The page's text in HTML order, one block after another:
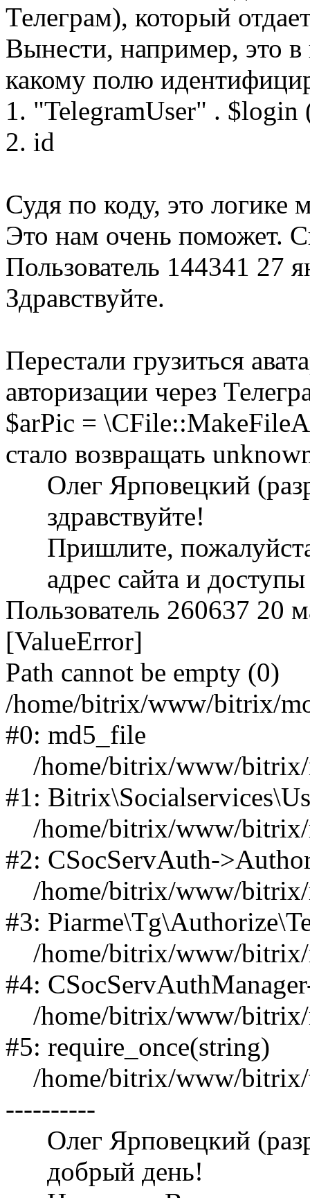
Телеграм), который
Вынести, например, это
какому полю
1. "TelegramUser" .
2. id
Судя по коду, это логике
Это нам очень поможет.
Пользователь 144341 27
Здравствуйте.
Перестали грузиться
авторизации через
$arPic =
стало возвращать
Олег Ярповецкий
здравствуйте!
Пришлите,
адрес сайта и
Пользователь 260637 20
[ValueError]
Path cannot be empty (0)
/home/bitrix/www/bitrix/
#0: md5_file
/home/bitrix/www/bitrix/
#1:
/home/bitrix/www/bitrix/
#2: CSocServAuth-
/home/bitrix/www/bitrix/
#3:
/home/bitrix/www/bitrix/
#4:
/home/bitrix/www/bitrix/
#5: require_once(string)
/home/bitrix/www/bitrix/
----------
Олег Ярповецкий
добрый день!